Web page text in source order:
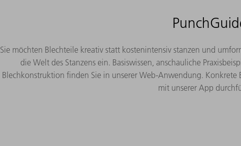
Sie möchten Blechteile kreativ statt kostenintensiv stanzen und
die Welt des Stanzens ein. Basiswissen, anschauliche
Blechkonstruktion finden Sie in unserer Web-Anwendung.
mit unserer App